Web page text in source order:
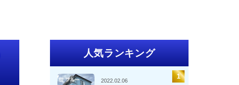
人気ランキング
2022.02.06